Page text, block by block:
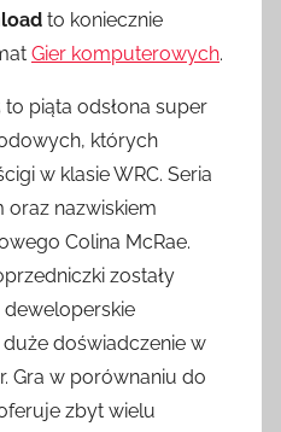
to koniecznie
Gier komputerowych.
to piąta odsłona super
których
w klasie WRC. Seria
oraz nazwiskiem
Colina McRae.
zostały
doświadczenie w
Gra w porównaniu do
zbyt wielu